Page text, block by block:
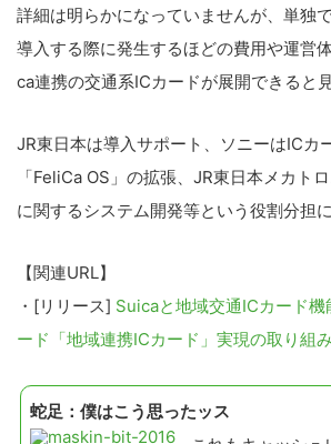
詳細は明らかになっていませんが、単独
導入する際に発生するほどの費用や運営
ca連携の交通系ICカードが展開できると
JR東日本は導入サポート、ソニーはICカ
「FeliCa OS」の拡張、JR東日本メカト
に関するシステム開発等という役割分担
【関連URL】
・[リリース] Suicaと地域交通ICカード機
ード「地域連携ICカード」実現の取り組
蛇足：僕はこう思ったッス